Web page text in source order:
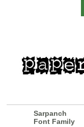
Sarpanch
Font Family